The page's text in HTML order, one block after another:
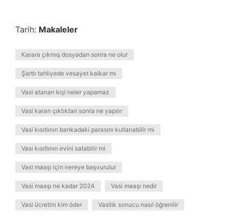
Tarih: Makaleler
Karara çıkmış dosyadan sonra ne olur
Şartlı tahliyede vesayet kalkar mı
Vasi atanan kişi neler yapamaz
Vasi kararı çıktıktan sonra ne yapılır
Vasi kısıtlının bankadaki parasını kullanabilir mi
Vasi kısıtlının evini satabilir mi
Vasi maaşı için nereye başvurulur
Vasi maaşı ne kadar 2024 Vasi maaşı nedir
Vasi ücretini kim öder Vasilik sonucu nasıl öğrenilir